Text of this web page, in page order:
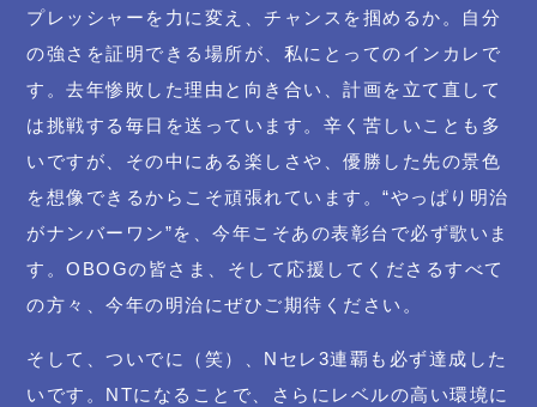
プレッシャーを力に変え、チャンスを掴めるか。自分
の強さを証明できる場所が、私にとってのインカレで
す。去年惨敗した理由と向き合い、計画を立て直して
は挑戦する毎日を送っています。辛く苦しいことも多
いですが、その中にある楽しさや、優勝した先の景色
を想像できるからこそ頑張れています。“やっぱり明治
がナンバーワン”を、今年こそあの表彰台で必ず歌いま
す。OBOGの皆さま、そして応援してくださるすべて
の方々、今年の明治にぜひご期待ください。
そして、ついでに（笑）、Nセレ3連覇も必ず達成した
いです。NTになることで、さらにレベルの高い環境に